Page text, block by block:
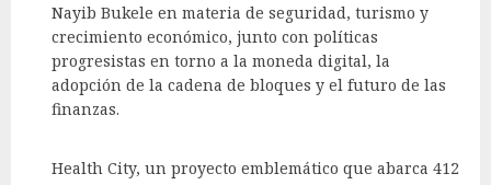
Nayib Bukele en materia de seguridad, turismo y
crecimiento económico, junto con políticas
progresistas en torno a la moneda digital, la
adopción de la cadena de bloques y el futuro de las
finanzas.
Health City, un proyecto emblemático que abarca 412